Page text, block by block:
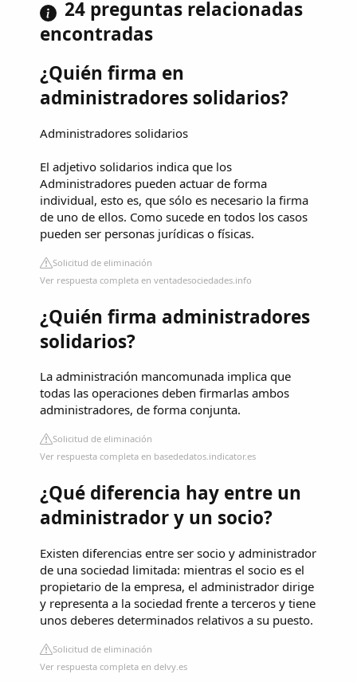
24 preguntas relacionadas
encontradas
¿Quién firma en
administradores solidarios?
Administradores solidarios
El adjetivo solidarios indica que los
Administradores pueden actuar de forma
individual, esto es, que sólo es necesario la firma
de uno de ellos. Como sucede en todos los casos
pueden ser personas jurídicas o físicas.
Solicitud de eliminación
Ver respuesta completa en ventadesociedades.info
¿Quién firma administradores
solidarios?
La administración mancomunada implica que
todas las operaciones deben firmarlas ambos
administradores, de forma conjunta.
Solicitud de eliminación
Ver respuesta completa en basededatos.indicator.es
¿Qué diferencia hay entre un
administrador y un socio?
Existen diferencias entre ser socio y administrador
de una sociedad limitada: mientras el socio es el
propietario de la empresa, el administrador dirige
y representa a la sociedad frente a terceros y tiene
unos deberes determinados relativos a su puesto.
Solicitud de eliminación
Ver respuesta completa en delvy.es